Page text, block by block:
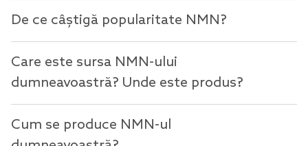
De ce câștigă popularitate NMN?
Care este sursa NMN-ului
dumneavoastră? Unde este produs?
Cum se produce NMN-ul